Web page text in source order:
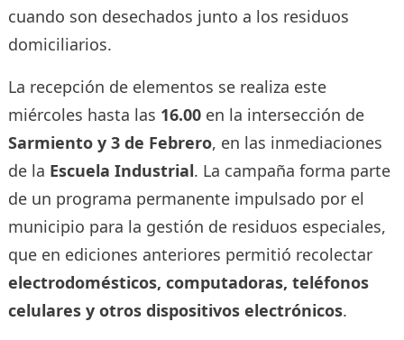
cuando son desechados junto a los residuos
domiciliarios.
La recepción de elementos se realiza este
miércoles hasta las 16.00en la intersección de
Sarmiento y 3 de Febrero, en las inmediaciones
de la Escuela Industrial. La campaña forma parte
de un programa permanente impulsado por el
municipio para la gestión de residuos especiales,
que en ediciones anteriores permitió recolectar
electrodomésticos, computadoras, teléfonos
celulares y otros dispositivos electrónicos.